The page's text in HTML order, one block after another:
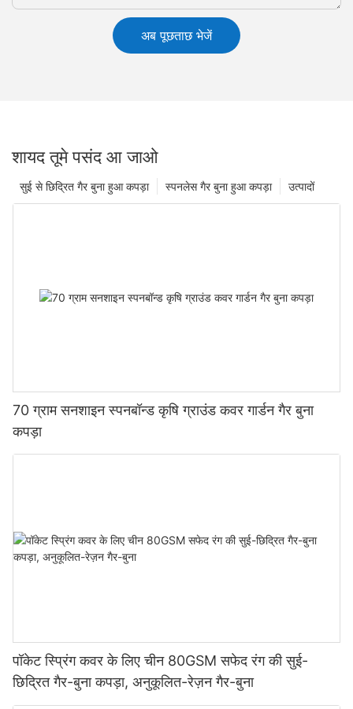
अब पूछताछ भेजें
शायद तूमे पसंद आ जाओ
उत्पादों
स्पनलेस गैर बुना हुआ कपड़ा
सुई से छिद्रित गैर बुना हुआ कपड़ा
70 ग्राम सनशाइन स्पनबॉन्ड कृषि ग्राउंड कवर गार्डन गैर बुना
कपड़ा
पॉकेट स्प्रिंग कवर के लिए चीन 80GSM सफेद रंग की सुई-
छिद्रित गैर-बुना कपड़ा, अनुकूलित-रेज़न गैर-बुना